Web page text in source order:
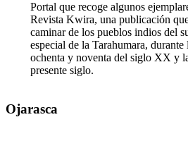
Portal que recoge algunos
Revista Kwira, una publicación
caminar de los pueblos indios del
especial de la Tarahumara, durante
ochenta y noventa del siglo XX y
presente siglo.
Ojarasca